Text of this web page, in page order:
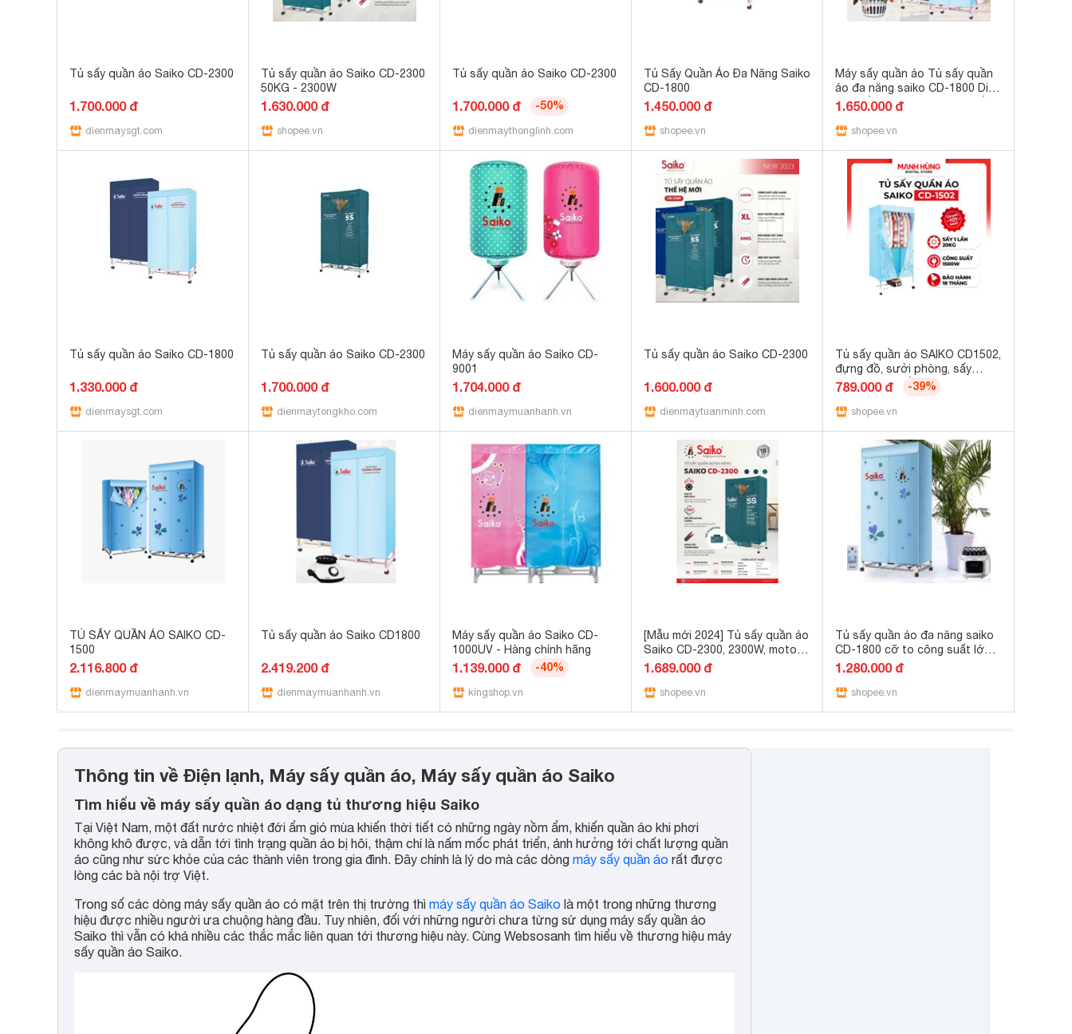
Tủ sấy quần áo Saiko CD-2300
1.700.000 đ
dienmaysgt.com
Tủ sấy quần áo Saiko CD-2300
50KG - 2300W
1.630.000 đ
shopee.vn
Tủ sấy quần áo Saiko CD-2300
1.700.000 đ -50%
dienmaythonglinh.com
Tủ Sấy Quần Áo Đa Năng Saiko
CD-1800
1.450.000 đ
shopee.vn
Máy sấy quần áo Tủ sấy quần
áo đa năng saiko CD-1800 Diệt
vi khuẩn khử mùi hôi giúp quần
1.650.000 đ
shopee.vn
Tủ sấy quần áo Saiko CD-1800
1.330.000 đ
dienmaysgt.com
Tủ sấy quần áo Saiko CD-2300
1.700.000 đ
dienmaytongkho.com
Máy sấy quần áo Saiko CD-
9001
1.704.000 đ
dienmaymuanhanh.vn
Tủ sấy quần áo Saiko CD-2300
1.600.000 đ
dienmaytuanminh.com
Tủ sấy quần áo SAIKO CD1502,
đựng đồ, sưởi phòng, sấy
được 15kg quần áo, bảo hành
789.000 đ -39%
shopee.vn
TỦ SẤY QUẦN ÁO SAIKO CD-
1500
2.116.800 đ
dienmaymuanhanh.vn
Tủ sấy quần áo Saiko CD1800
2.419.200 đ
dienmaymuanhanh.vn
Máy sấy quần áo Saiko CD-
1000UV - Hàng chính hãng
1.139.000 đ -40%
kingshop.vn
[Mẫu mới 2024] Tủ sấy quần áo
Saiko CD-2300, 2300W, motor
mới 2024, rộng 1m2 - hàng
1.689.000 đ
shopee.vn
Tủ sấy quần áo đa năng saiko
CD-1800 cỡ to công suất lớn
2100W
1.280.000 đ
shopee.vn
Thông tin về Điện lạnh, Máy sấy quần áo, Máy sấy quần áo Saiko
Tìm hiểu về máy sấy quần áo dạng tủ thương hiệu Saiko
Tại Việt Nam, một đất nước nhiệt đới ẩm gió mùa khiến thời tiết có những ngày nồm ẩm, khiến quần áo khi phơi
không khô được, và dẫn tới tình trạng quần áo bị hôi, thậm chí là nấm mốc phát triển, ảnh hưởng tới chất lượng quần
áo cũng như sức khỏe của các thành viên trong gia đình. Đây chính là lý do mà các dòng máy sấy quần áo rất được
lòng các bà nội trợ Việt.
Trong số các dòng máy sấy quần áo có mặt trên thị trường thì máy sấy quần áo Saiko là một trong những thương
hiệu được nhiều người ưa chuộng hàng đầu. Tuy nhiên, đối với những người chưa từng sử dụng máy sấy quần áo
Saiko thì vẫn có khá nhiều các thắc mắc liên quan tới thương hiệu này. Cùng Websosanh tìm hiểu về thương hiệu máy
sấy quần áo Saiko.